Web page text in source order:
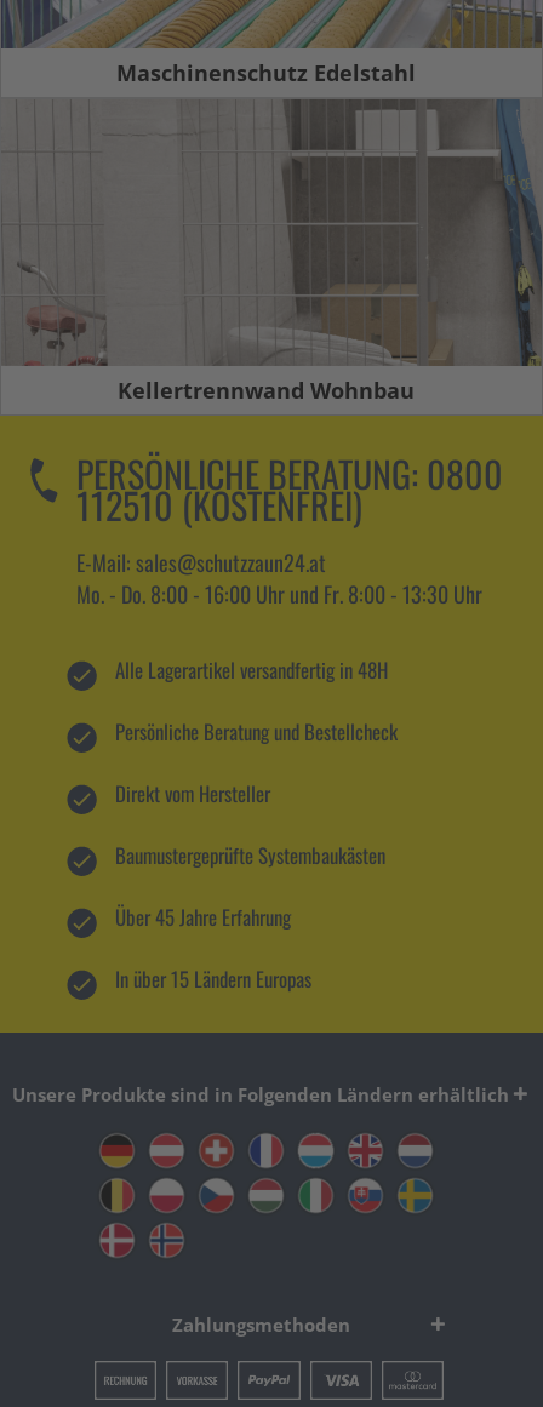
Maschinenschutz Edelstahl
Kellertrennwand Wohnbau
PERSÖNLICHE BERATUNG: 0800
112510 (KOSTENFREI)
E-Mail: sales@schutzzaun24.at
Mo. - Do. 8:00 - 16:00 Uhr und Fr. 8:00 - 13:30 Uhr
Alle Lagerartikel versandfertig in 48H
Persönliche Beratung und Bestellcheck
Direkt vom Hersteller
Baumustergeprüfte Systembaukästen
Über 45 Jahre Erfahrung
In über 15 Ländern Europas
Unsere Produkte sind in Folgenden Ländern erhältlich
Zahlungsmethoden